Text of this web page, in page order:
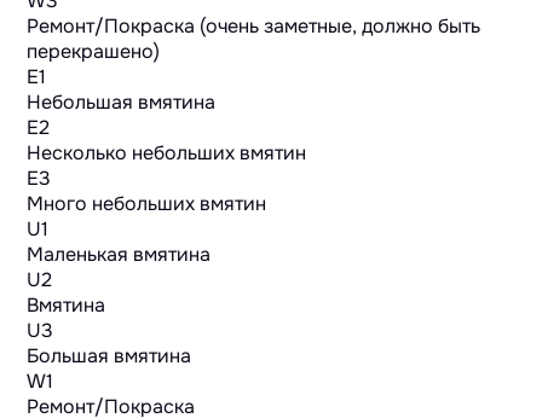
Ремонт/Покраска (очень заметные, должно быть
перекрашено)
E1
Небольшая вмятина
E2
Несколько небольших вмятин
E3
Много небольших вмятин
U1
Маленькая вмятина
U2
Вмятина
U3
Большая вмятина
W1
Ремонт/Покраска